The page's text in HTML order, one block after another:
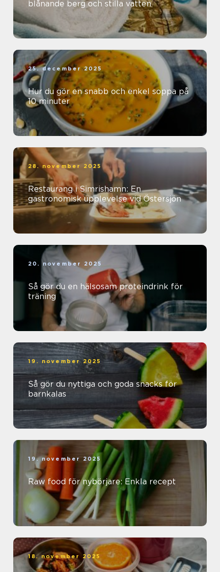
blånande berg och stilla vatten
25. december 2025
Hur du gör en snabb och enkel soppa på
10 minuter
28. november 2025
Restaurang i Simrishamn: En
gastronomisk upplevelse vid Östersjön
20. november 2025
Så gör du en hälsosam proteindrink för
träning
19. november 2025
Så gör du nyttiga och goda snacks för
barnkalas
19. november 2025
Raw food för nybörjare: Enkla recept
18. november 2025